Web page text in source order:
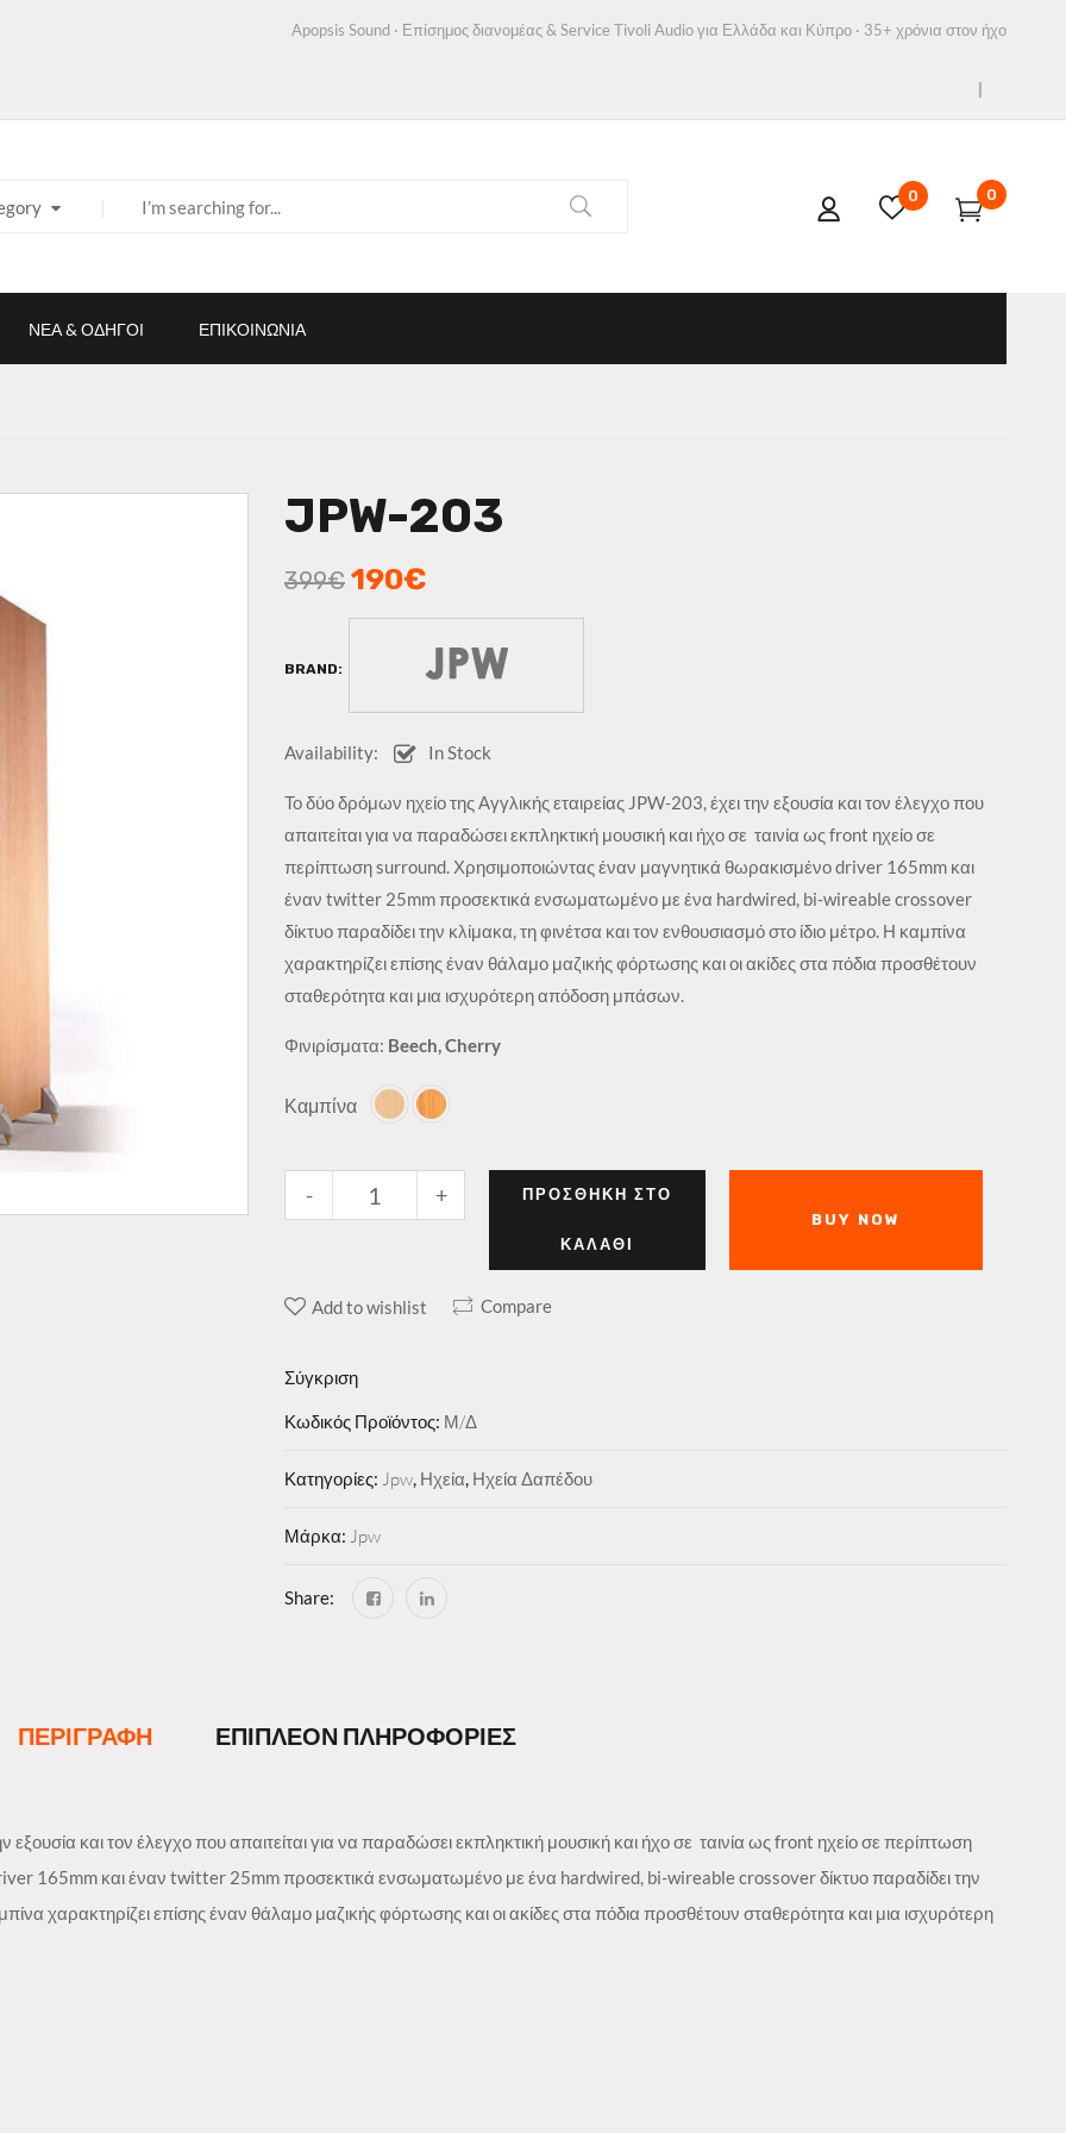
Apopsis Sound · Επίσημος διανομέας & Service Tivoli Audio για Ελλάδα και Κύπρο · 35+ χρόνια στον ήχο
0 0
ΝΕΑ & ΟΔΗΓΟΙ ΕΠΙΚΟΙΝΩΝΙΑ
JPW-203
399€ 190€
BRAND:
Availability: In Stock
Το δύο δρόμων ηχείο της Αγγλικής εταιρείας JPW-203, έχει την εξουσία και τον έλεγχο που
απαιτείται για να παραδώσει εκπληκτική μουσική και ήχο σε ταινία ως front ηχείο σε
περίπτωση surround. Χρησιμοποιώντας έναν μαγνητικά θωρακισμένο driver 165mm και
έναν twitter 25mm προσεκτικά ενσωματωμένο με ένα hardwired, bi-wireable crossover
δίκτυο παραδίδει την κλίμακα, τη φινέτσα και τον ενθουσιασμό στο ίδιο μέτρο. Η καμπίνα
χαρακτηρίζει επίσης έναν θάλαμο μαζικής φόρτωσης και οι ακίδες στα πόδια προσθέτουν
σταθερότητα και μια ισχυρότερη απόδοση μπάσων.
Φινιρίσματα: Beech, Cherry
Καμπίνα
+
- ΠΡΟΣΘΉΚΗ ΣΤΟ
ΚΑΛΆΘΙ
BUY NOW
Add to wishlist Compare
Σύγκριση
Κωδικός Προϊόντος: Μ/Δ
Κατηγορίες: Jpw, Ηχεία, Ηχεία Δαπέδου
Μάρκα: Jpw
Share:
ΠΕΡΙΓΡΑΦΉ ΕΠΙΠΛΈΟΝ ΠΛΗΡΟΦΟΡΊΕΣ
εξουσία και τον έλεγχο που απαιτείται για να παραδώσει εκπληκτική μουσική και ήχο σε ταινία ως front ηχείο σε περίπτωση
165mm και έναν twitter 25mm προσεκτικά ενσωματωμένο με ένα hardwired, bi-wireable crossover δίκτυο παραδίδει την
χαρακτηρίζει επίσης έναν θάλαμο μαζικής φόρτωσης και οι ακίδες στα πόδια προσθέτουν σταθερότητα και μια ισχυρότερη